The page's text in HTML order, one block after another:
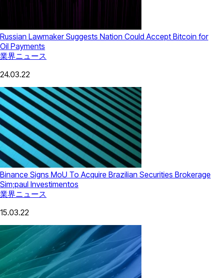
Russian Lawmaker Suggests Nation Could Accept Bitcoin for
Oil Payments
業界ニュース
24.03.22
Binance Signs MoU To Acquire Brazilian Securities Brokerage
Sim;paul Investimentos
業界ニュース
15.03.22